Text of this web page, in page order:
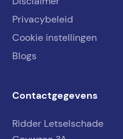
Privacybeleid
Cookie instellingen
Blogs
Contactgegevens
Ridder Letselschade